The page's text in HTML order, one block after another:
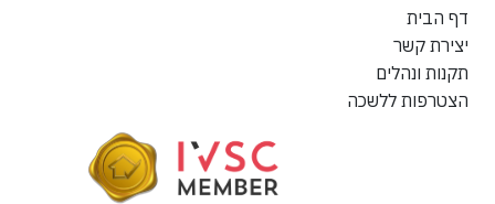
דף הבית
יצירת קשר
תקנות ונהלים
הצטרפות ללשכה